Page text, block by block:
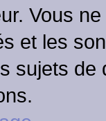
Vous
et les
sujets